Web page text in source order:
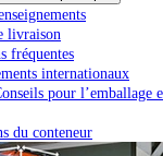
livraison
fréquentes
internationaux
pour l’emballage
du conteneur